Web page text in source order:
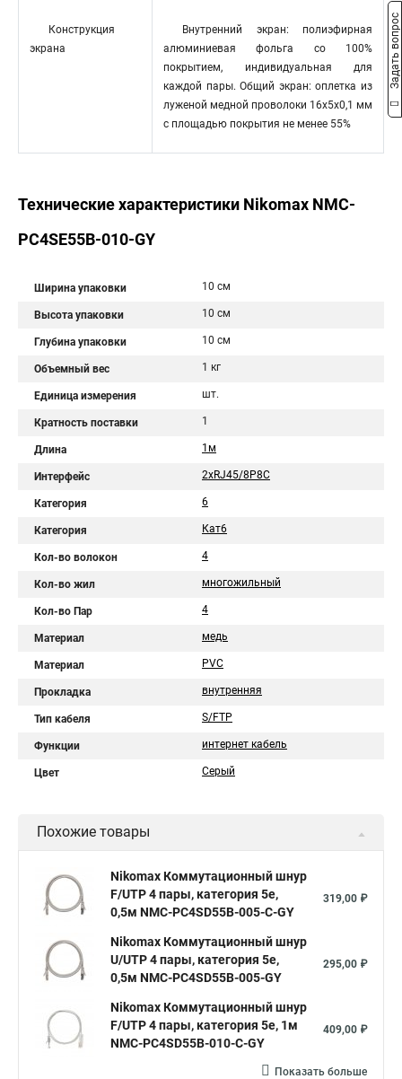
Конструкция
экрана
Внутренний экран: полиэфирная
алюминиевая фольга со 100%
покрытием, индивидуальная для
каждой пары. Общий экран: оплетка из
луженой медной проволоки 16x5x0,1 мм
с площадью покрытия не менее 55%
Технические характеристики Nikomax NMC-
PC4SE55B-010-GY
Ширина упаковки 10 см
Высота упаковки 10 см
Глубина упаковки 10 см
Объемный вес 1 кг
Единица измерения шт.
Кратность поставки 1
Длина 1м
Интерфейс 2хRJ45/8P8C
Категория 6
Категория Кат6
Кол-во волокон 4
Кол-во жил многожильный
Кол-во Пар 4
Материал медь
Материал PVC
Прокладка внутренняя
Тип кабеля S/FTP
Функции интернет кабель
Цвет Серый
Похожие товары
Nikomax Коммутационный шнур
F/UTP 4 пары, категория 5е,
0,5м NMC-PC4SD55B-005-C-GY
319,00 ₽
Nikomax Коммутационный шнур
U/UTP 4 пары, категория 5е,
0,5м NMC-PC4SD55B-005-GY
295,00 ₽
Nikomax Коммутационный шнур
F/UTP 4 пары, категория 5е, 1м
NMC-PC4SD55B-010-C-GY
409,00 ₽
Показать больше
Задать вопрос